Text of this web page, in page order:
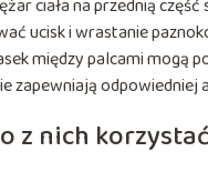
ciała na przednią
ucisk i wrastanie
między palcami
zapewniają odpowiedniej
z nich